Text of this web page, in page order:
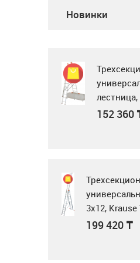
Midea
Новинки
Tribilo
152 360
3x12,
199 420 ₸